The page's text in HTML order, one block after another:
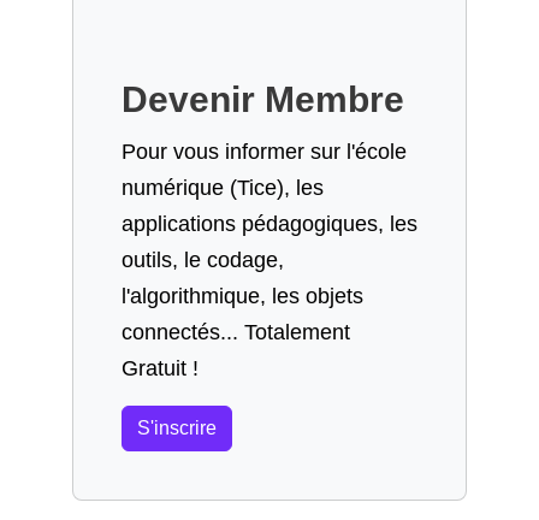
Devenir Membre
Pour vous informer sur l'école
numérique (Tice), les
applications pédagogiques, les
outils, le codage,
l'algorithmique, les objets
connectés... Totalement
Gratuit !
S'inscrire